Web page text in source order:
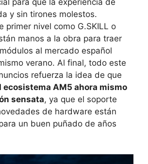
y sin tirones molestos.
primer nivel como G.SKILL o
manos a la obra para traer
al mercado español
verano. Al final, todo este
refuerza la idea de que
ecosistema AM5 ahora mismo
sensata, ya que el soporte
de hardware están
un buen puñado de años